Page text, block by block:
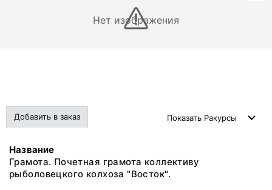
Нет изображения
Добавить в заказ Показать Ракурсы
Название
Грамота. Почетная грамота коллективу
рыболовецкого колхоза "Восток".